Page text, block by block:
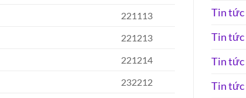
221113
221213
221214
232212
Tin tức
Tin tức
Tin
Tin tức